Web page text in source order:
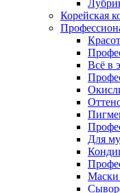
Корейская
Всё в
Для
Маски